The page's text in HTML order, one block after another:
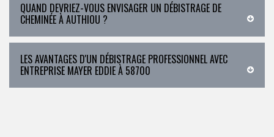
QUAND DEVRIEZ-VOUS ENVISAGER UN DÉBISTRAGE DE
CHEMINÉE À AUTHIOU ?
LES AVANTAGES D'UN DÉBISTRAGE PROFESSIONNEL AVEC
ENTREPRISE MAYER EDDIE À 58700